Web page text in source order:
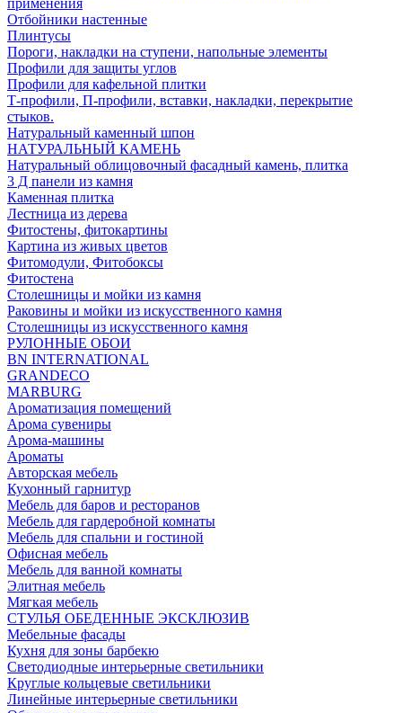
Отбойники настенные
Плинтусы
Пороги, накладки на ступени, напольные элементы
Профили для защиты углов
Профили для кафельной плитки
Т-профили, П-профили, вставки, накладки, перекрытие
стыков.
Натуральный каменный шпон
НАТУРАЛЬНЫЙ КАМЕНЬ
Натуральный облицовочный фасадный камень, плитка
3 Д панели из камня
Каменная плитка
Лестница из дерева
Фитостены, фитокартины
Картина из живых цветов
Фитомодули, Фитобоксы
Фитостена
Столешницы и мойки из камня
Раковины и мойки из искусственного камня
Столешницы из искусственного камня
РУЛОННЫЕ ОБОИ
BN INTERNATIONAL
GRANDECO
MARBURG
Ароматизация помещений
Арома сувениры
Арома-машины
Ароматы
Авторская мебель
Кухонный гарнитур
Мебель для баров и ресторанов
Мебель для гардеробной комнаты
Мебель для спальни и гостиной
Офисная мебель
Мебель для ванной комнаты
Элитная мебель
Мягкая мебель
СТУЛЬЯ ОБЕДЕННЫЕ ЭКСКЛЮЗИВ
Мебельные фасады
Кухня для зоны барбекю
Светодиодные интерьерные светильники
Круглые кольцевые светильники
Линейные интерьерные светильники